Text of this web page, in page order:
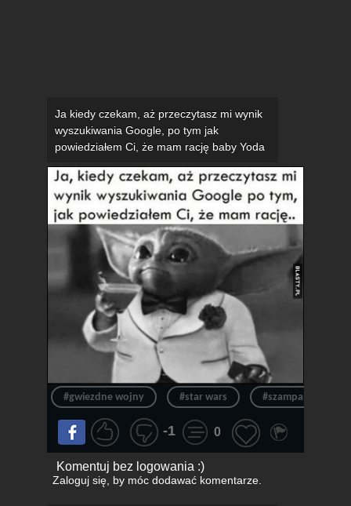
Ja kiedy czekam, aż przeczytasz mi wynik
wyszukiwania Google, po tym jak
powiedziałem Ci, że mam rację baby Yoda
#gwiezdne wojny #star wars #szampan
-1 0
Komentuj bez logowania :)
Zaloguj się, by móc dodawać komentarze.